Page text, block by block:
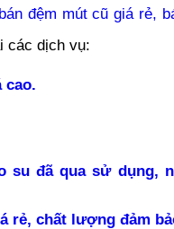
bán đệm mút cũ giá rẻ,
các dịch vụ:
cao.
su đã qua sử dụng,
rẻ, chất lượng đảm